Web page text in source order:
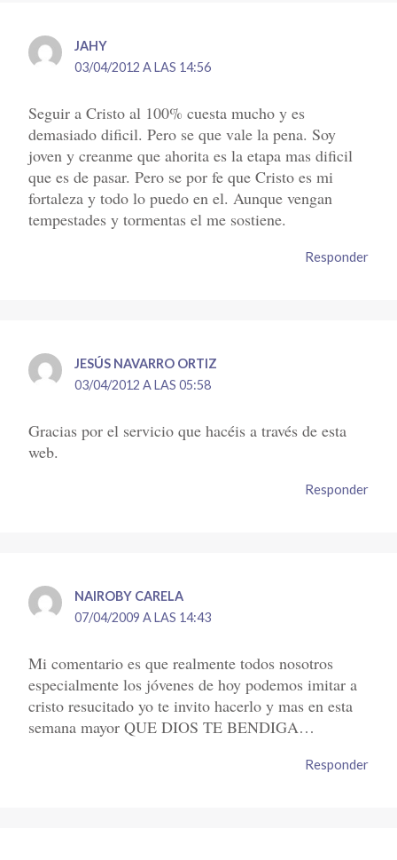
JAHY
03/04/2012 A LAS 14:56
Seguir a Cristo al 100% cuesta mucho y es
demasiado dificil. Pero se que vale la pena. Soy
joven y creanme que ahorita es la etapa mas dificil
que es de pasar. Pero se por fe que Cristo es mi
fortaleza y todo lo puedo en el. Aunque vengan
tempestades y tormentas el me sostiene.
Responder
JESÚS NAVARRO ORTIZ
03/04/2012 A LAS 05:58
Gracias por el servicio que hacéis a través de esta
web.
Responder
NAIROBY CARELA
07/04/2009 A LAS 14:43
Mi comentario es que realmente todos nosotros
especialmente los jóvenes de hoy podemos imitar a
cristo resucitado yo te invito hacerlo y mas en esta
semana mayor QUE DIOS TE BENDIGA…
Responder